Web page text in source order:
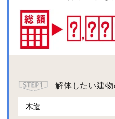
解体したい建物